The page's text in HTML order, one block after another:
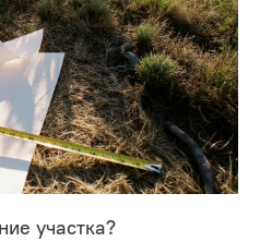
участка?